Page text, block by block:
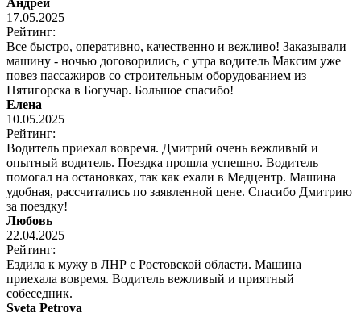
17.05.2025
Рейтинг:
Все быстро, оперативно, качественно и вежливо! Заказывали
машину - ночью договорились, с утра водитель Максим уже
повез пассажиров со строительным оборудованием из
Пятигорска в Богучар. Большое спасибо!
Елена
10.05.2025
Рейтинг:
Водитель приехал вовремя. Дмитрий очень вежливый и
опытный водитель. Поездка прошла успешно. Водитель
помогал на остановках, так как ехали в Медцентр. Машина
удобная, рассчитались по заявленной цене. Спасибо Дмитрию
за поездку!
Любовь
22.04.2025
Рейтинг:
Ездила к мужу в ЛНР с Ростовской области. Машина
приехала вовремя. Водитель вежливый и приятный
собеседник.
Sveta Petrova